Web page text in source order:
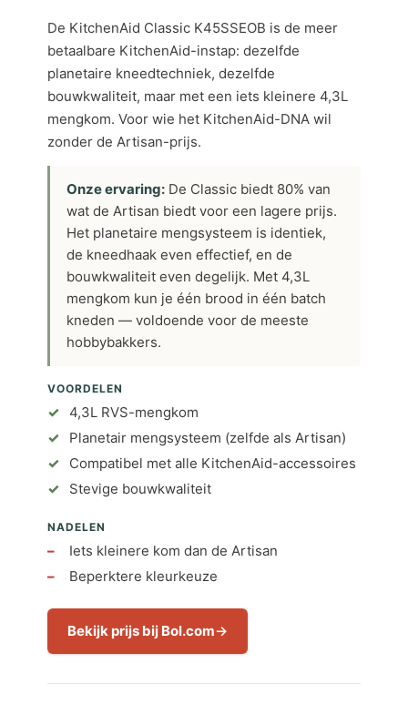
De KitchenAid Classic K45SSEOB is de meer
betaalbare KitchenAid-instap: dezelfde
planetaire kneedtechniek, dezelfde
bouwkwaliteit, maar met een iets kleinere 4,3L
mengkom. Voor wie het KitchenAid-DNA wil
zonder de Artisan-prijs.
Onze ervaring: De Classic biedt 80% van
wat de Artisan biedt voor een lagere prijs.
Het planetaire mengsysteem is identiek,
de kneedhaak even effectief, en de
bouwkwaliteit even degelijk. Met 4,3L
mengkom kun je één brood in één batch
kneden — voldoende voor de meeste
hobbybakkers.
VOORDELEN
4,3L RVS-mengkom
Planetair mengsysteem (zelfde als Artisan)
Compatibel met alle KitchenAid-accessoires
Stevige bouwkwaliteit
NADELEN
Iets kleinere kom dan de Artisan
Beperktere kleurkeuze
Bekijk prijs bij Bol.com